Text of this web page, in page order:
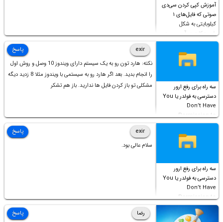
آموزش کپی کردن سی‌دی
صوتی که فایل‌های ۱
کیلوبایتی به شکل
شورت‌کات در آن موجود
است!
سه راه برای رفع ارور
دسترسی به فولدر یا You
Don’t Have
Permission to
Access this folder
exir
نکته: هارد تون رو به یک سیستم دارای ویندوز 10 وصل و روش اول
را انجام بدید. بعد اگر هارد رو به سیستمی با ویندوز مثلا 8 زدید دیگه
مشکلی تو باز کردن فایل ها ندارید. باز هم تشکر
پاسخ
سه راه برای رفع ارور
دسترسی به فولدر یا You
Don’t Have
Permission to
Access this folder
exir
سلام عالی بود.
پاسخ
رضا
پاسخ